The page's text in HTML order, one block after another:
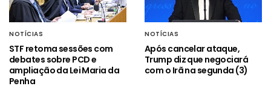
NOTÍCIAS
STF retoma sessões com
debates sobre PCD e
ampliação da Lei Maria da
Penha
NOTÍCIAS
Após cancelar ataque,
Trump diz que negociará
com o Irã na segunda (3)